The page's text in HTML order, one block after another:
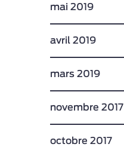
mai 2019
avril 2019
mars 2019
novembre 2017
octobre 2017